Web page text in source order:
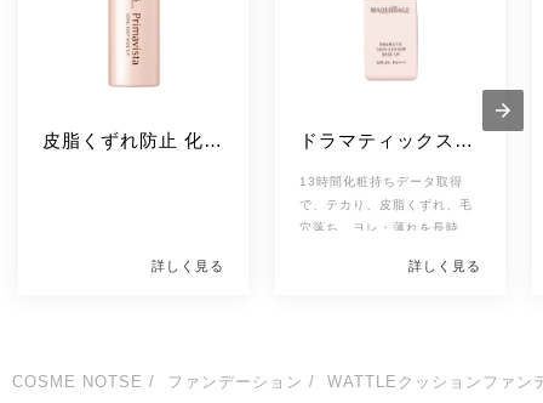
皮脂くずれ防止 化粧
詳しく見る
ドラマティックスキ
ンセンサーベース
UV
13時間化粧持ちデータ取得
で、テカり、皮脂くずれ、毛
穴落ち、ヨレ・薄れを長時間
オールシーズンに使えて、朝
ます。 色展開	全2色
詳しく見る
COSME NOTSE ファンデーション WATTLEクッションファン